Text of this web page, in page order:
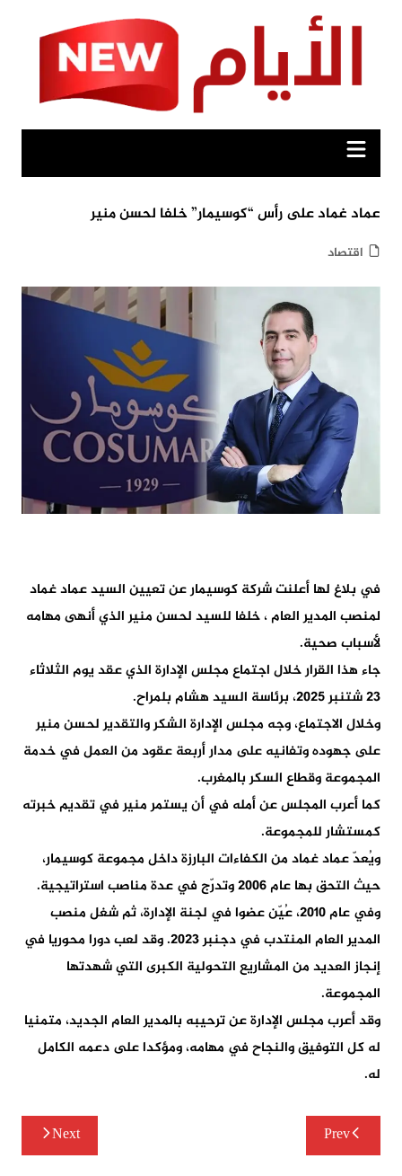
عماد غماد على رأس “كوسيمار” خلفا لحسن منير
اقتصاد
في بلاغ لها أعلنت شركة كوسيمار عن تعيين السيد عماد غماد
لمنصب المدير العام ، خلفا للسيد لحسن منير الذي أنهى مهامه
لأسباب صحية.
جاء هذا القرار خلال اجتماع مجلس الإدارة الذي عقد يوم الثلاثاء
23 شتنبر 2025، برئاسة السيد هشام بلمراح.
وخلال الاجتماع، وجه مجلس الإدارة الشكر والتقدير لحسن منير
على جهوده وتفانيه على مدار أربعة عقود من العمل في خدمة
المجموعة وقطاع السكر بالمغرب.
كما أعرب المجلس عن أمله في أن يستمر منير في تقديم خبرته
كمستشار للمجموعة.
ويُعدّ عماد غماد من الكفاءات البارزة داخل مجموعة كوسيمار،
حيث التحق بها عام 2006 وتدرّج في عدة مناصب استراتيجية.
وفي عام 2010، عُيّن عضوا في لجنة الإدارة، ثم شغل منصب
المدير العام المنتدب في دجنبر 2023. وقد لعب دورا محوريا في
إنجاز العديد من المشاريع التحولية الكبرى التي شهدتها
المجموعة.
وقد أعرب مجلس الإدارة عن ترحيبه بالمدير العام الجديد، متمنيا
له كل التوفيق والنجاح في مهامه، ومؤكدا على دعمه الكامل
له.
تصفّح
المقالات
Prev
Next